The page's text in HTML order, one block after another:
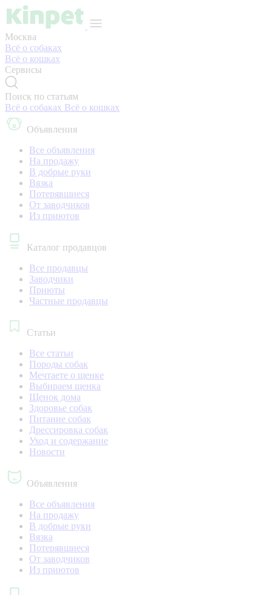
Москва
Всё о собаках
Всё о кошках
Сервисы
Поиск по статьям
Всё о собаках Всё о кошках
Объявления
Все объявления
На продажу
В добрые руки
Вязка
Потерявшиеся
От заводчиков
Из приютов
Каталог продавцов
Все продавцы
Заводчики
Приюты
Частные продавцы
Статьи
Все статьи
Породы собак
Мечтаете о щенке
Выбираем щенка
Щенок дома
Здоровье собак
Питание собак
Дрессировка собак
Уход и содержание
Новости
Объявления
Все объявления
На продажу
В добрые руки
Вязка
Потерявшиеся
От заводчиков
Из приютов